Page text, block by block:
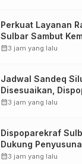
Perkuat Layanan
Sulbar Sambut
Imelda, Sp.Rad
calendar_month3 jam yang lalu
Jadwal Sandeq
Disesuaikan,
Pastikan Persiapan
calendar_month3 jam yang lalu
Dispoparekraf
Dukung
TPB/SDGs
calendar_month3 jam yang lalu